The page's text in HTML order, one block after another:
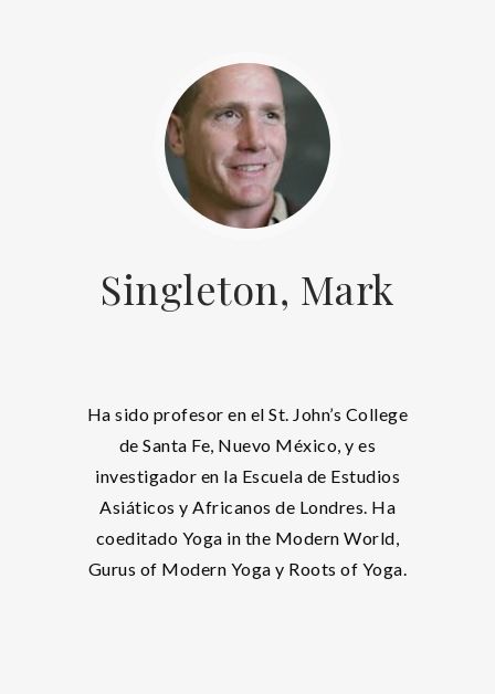
Singleton, Mark
Ha sido profesor en el St. John’s College
de Santa Fe, Nuevo México, y es
investigador en la Escuela de Estudios
Asiáticos y Africanos de Londres. Ha
coeditado Yoga in the Modern World,
Gurus of Modern Yoga y Roots of Yoga.